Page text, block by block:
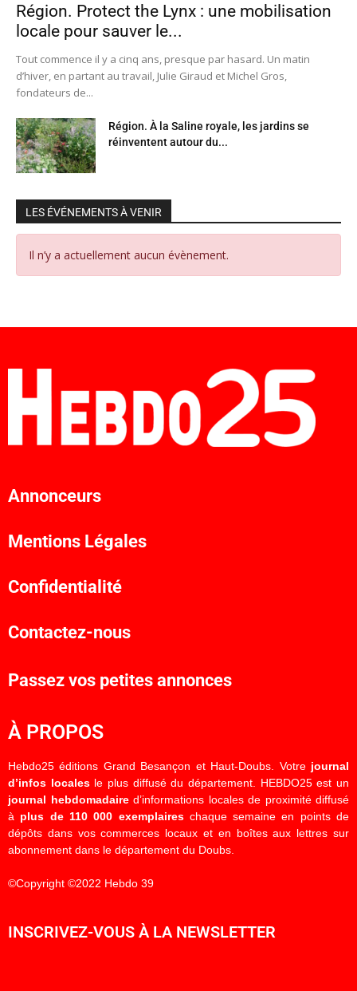
Région. Protect the Lynx : une mobilisation
locale pour sauver le...
Tout commence il y a cinq ans, presque par hasard. Un matin
d’hiver, en partant au travail, Julie Giraud et Michel Gros,
fondateurs de...
Région. À la Saline royale, les jardins se
réinventent autour du...
LES ÉVÉNEMENTS À VENIR
Il n’y a actuellement aucun évènement.
Annonceurs
Mentions Légales
Confidentialité
Contactez-nous
Passez vos petites annonces
À PROPOS
Hebdo25 éditions Grand Besançon et Haut-Doubs. Votre journal
d’infos localesle plus diffusé du département. HEBDO25 est un
journal hebdomadaired’informations locales de proximité diffusé
à plus de 110 000 exemplaireschaque semaine en points de
dépôts dans vos commerces locaux et en boîtes aux lettres sur
abonnement dans le département du Doubs.
©Copyright ©2022 Hebdo 39
INSCRIVEZ-VOUS À LA NEWSLETTER